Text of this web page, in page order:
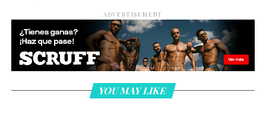
ADVERTISEMENT
YOU MAY LIKE